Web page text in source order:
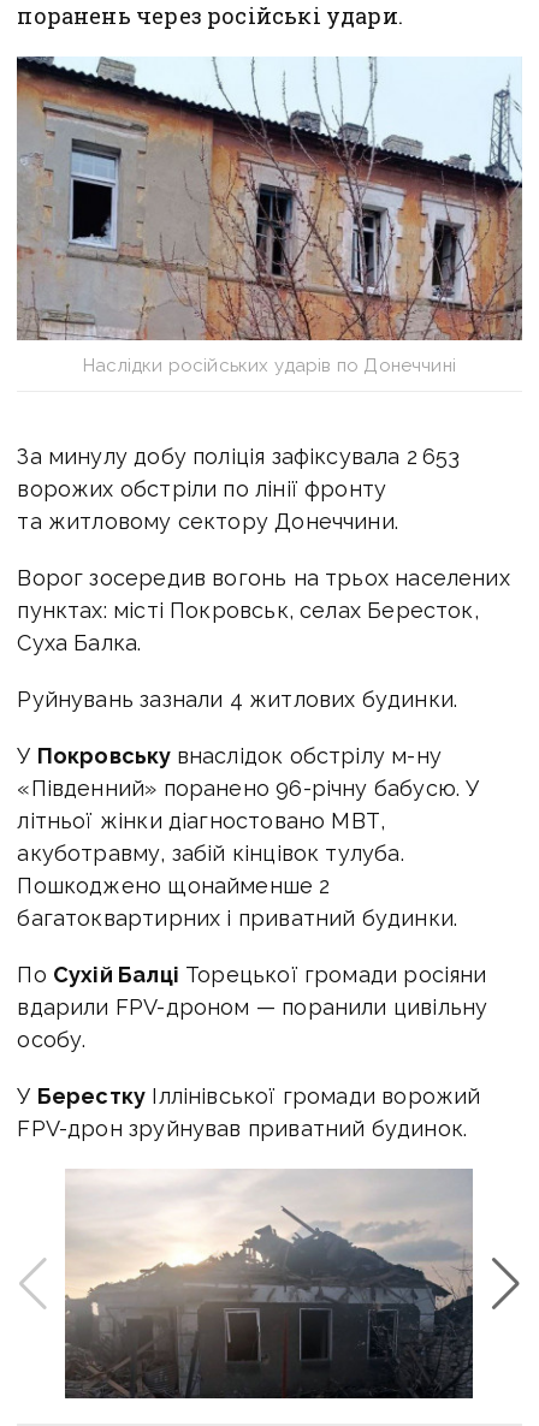
поранень через російські удари.
Наслідки російських ударів по Донеччині
За минулу добу поліція зафіксувала 2 653
ворожих обстріли по лінії фронту
та житловому сектору Донеччини.
Ворог зосередив вогонь на трьох населених
пунктах: місті Покровськ, селах Бересток,
Суха Балка.
Руйнувань зазнали 4 житлових будинки.
У Покровську внаслідок обстрілу м-ну
«Південний» поранено 96-річну бабусю.У
літньої жінки діагностовано МВТ,
акуботравму, забій кінцівок тулуба.
Пошкоджено щонайменше 2
багатоквартирних і приватний будинки.
По Сухій Балці Торецької громади росіяни
вдарили FPV-дроном — поранили цивільну
особу.
У Берестку Іллінівської громади ворожий
FPV-дрон зруйнував приватний будинок.